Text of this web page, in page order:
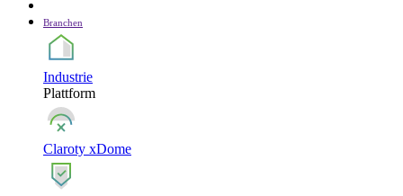
Branchen
Industrie
Plattform
Claroty xDome